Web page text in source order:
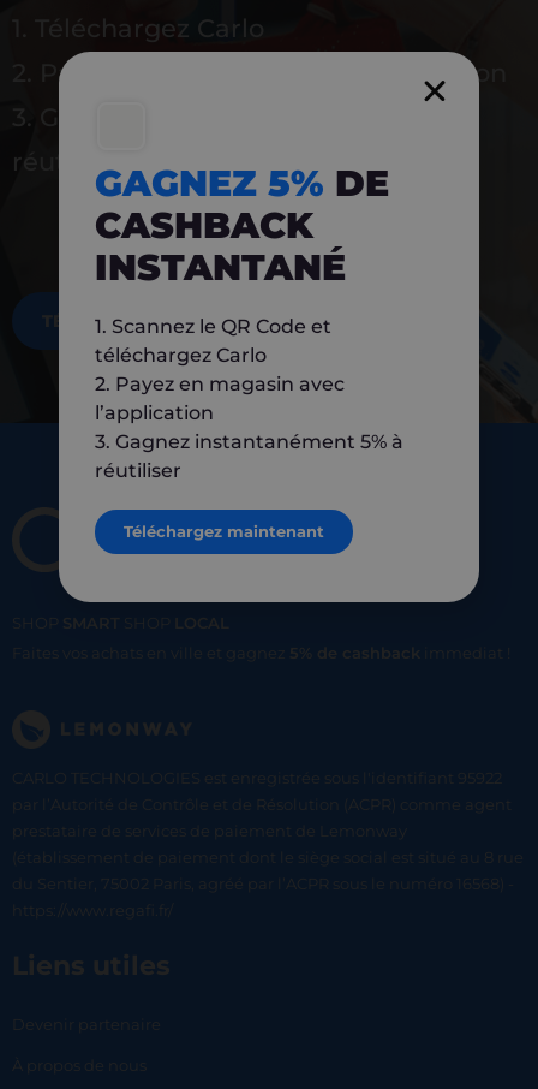
1. Téléchargez Carlo
2. Payez en magasin avec l’application
3. Gagnez instantanément 5 % à
réutiliser
TÉLÉCHARGEZ MAINTENANT
SHOP SMART SHOP
LOCAL
Faites vos achats en ville et gagnez 5% de cashback immediat !
CARLO TECHNOLOGIES est enregistrée sous l'identifiant 95922
par l’Autorité de Contrôle et de Résolution (ACPR) comme agent
prestataire de services de paiement de Lemonway
(établissement de paiement dont le siège social est situé au 8 rue
du Sentier, 75002 Paris, agréé par l’ACPR sous le numéro 16568) -
https://www.regafi.fr/
Liens utiles
Devenir partenaire
À propos de nous
GAGNEZ 5% DE
CASHBACK
INSTANTANÉ
1. Scannez le QR Code et
téléchargez Carlo
2. Payez en magasin avec
l’application
3. Gagnez instantanément 5% à
réutiliser
Téléchargez maintenant